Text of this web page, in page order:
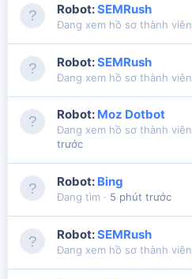
Robot:SEMRush
Đang xem hồ sơ thành viên
Robot:SEMRush
Đang xem hồ sơ thành viên
Robot: Moz Dotbot
Đang xem hồ sơ thành viên
trước
Robot: Bing
Đang tìm 5 phút trước
Robot:SEMRush
Đang xem hồ sơ thành viên